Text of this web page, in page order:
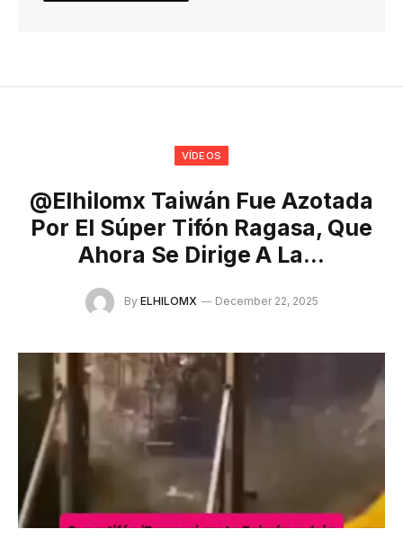
VÍDEOS
@elhilomx Taiwán Fue Azotada
Por El Súper Tifón Ragasa, Que
Ahora Se Dirige A La…
By ELHILOMX December 22, 2025